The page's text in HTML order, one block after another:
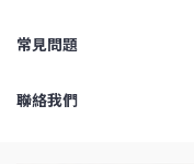
常見問題
聯絡我們